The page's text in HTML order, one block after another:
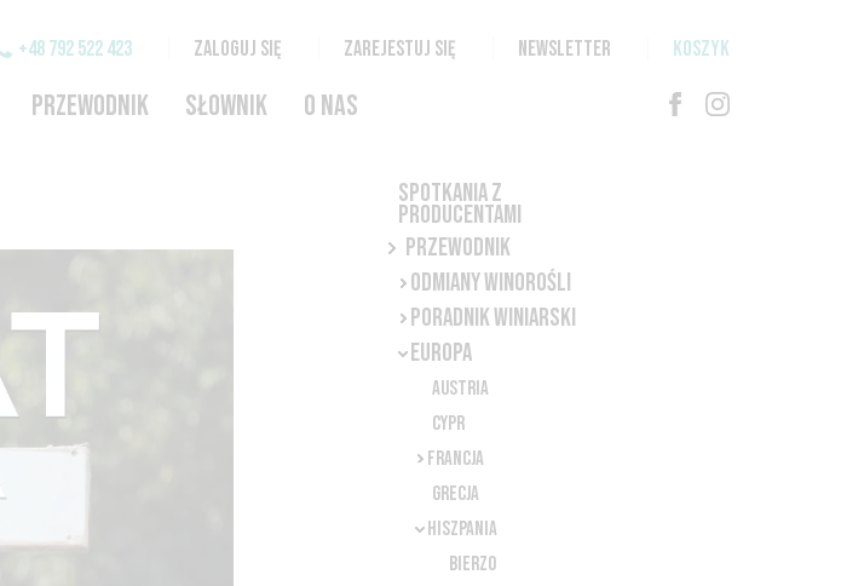
+48 792 522 423 ZALOGUJ SIĘ ZAREJESTUJ SIĘ NEWSLETTER KOSZYK
PRZEWODNIK SŁOWNIK O NAS
Spotkania z
producentami
Przewodnik
Odmiany winorośli
Poradnik winiarski
Europa
Austria
Cypr
Francja
Grecja
Hiszpania
Bierzo